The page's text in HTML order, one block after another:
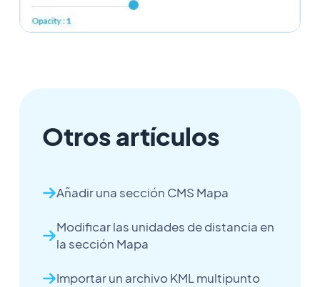
Otros artículos
Añadir una sección CMS Mapa
Modificar las unidades de distancia en
la sección Mapa
Importar un archivo KML multipunto